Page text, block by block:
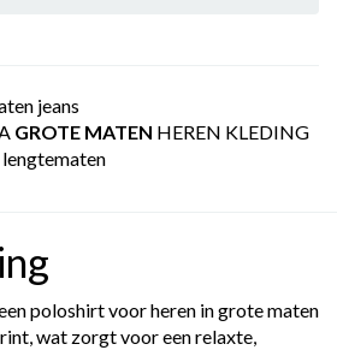
jeans
GROTE MATEN HEREN KLEDING
poloshirt voor heren in grote maten
wat zorgt voor een relaxte,